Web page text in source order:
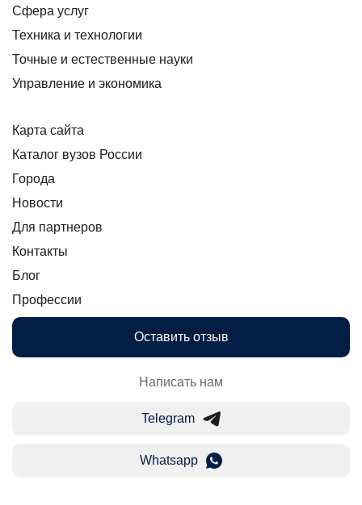
Сфера услуг
Техника и технологии
Точные и естественные науки
Управление и экономика
Карта сайта
Каталог вузов России
Города
Новости
Для партнеров
Контакты
Блог
Профессии
Оставить отзыв
Написать нам
Telegram
Whatsapp